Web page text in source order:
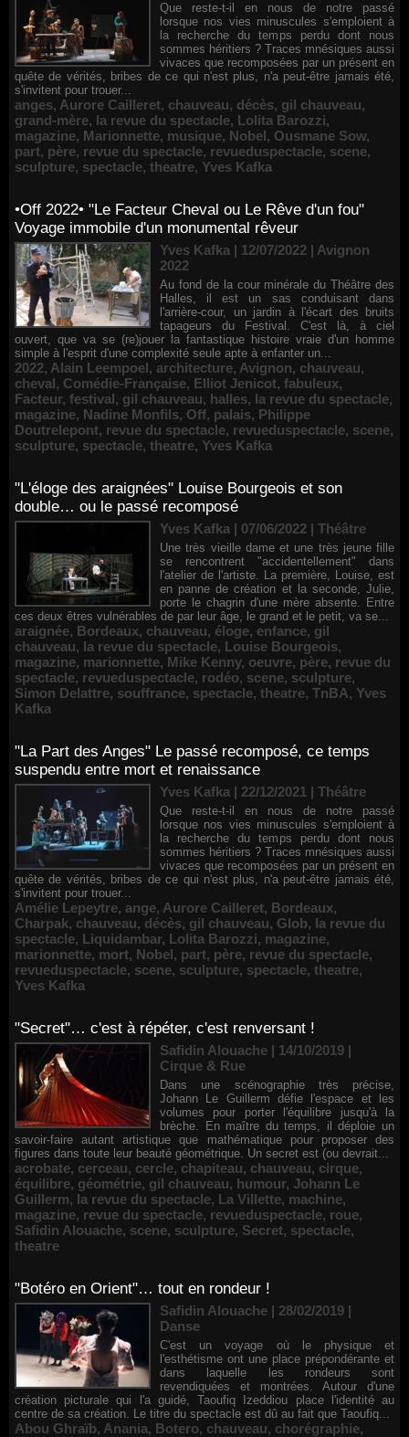
Que reste-t-il en nous de notre passé
lorsque nos vies minuscules s'emploient à
la recherche du temps perdu dont nous
sommes héritiers ? Traces mnésiques aussi
vivaces que recomposées par un présent en
quête de vérités, bribes de ce qui n'est plus, n'a peut-être jamais été,
s'invitent pour trouer...
anges, Aurore Cailleret, chauveau, décès, gil chauveau,
grand-mère, la revue du spectacle, Lolita Barozzi,
magazine, Marionnette, musique, Nobel, Ousmane Sow,
part, père, revue du spectacle, revueduspectacle, scene,
sculpture, spectacle, theatre, Yves Kafka
•Off 2022• "Le Facteur Cheval ou Le Rêve d'un fou"
Voyage immobile d'un monumental rêveur
Yves Kafka | 12/07/2022 | Avignon
2022
Au fond de la cour minérale du Théâtre des
Halles, il est un sas conduisant dans
l'arrière-cour, un jardin à l'écart des bruits
tapageurs du Festival. C'est là, à ciel
ouvert, que va se (re)jouer la fantastique histoire vraie d'un homme
simple à l'esprit d'une complexité seule apte à enfanter un...
2022, Alain Leempoel, architecture, Avignon, chauveau,
cheval, Comédie-Française, Elliot Jenicot, fabuleux,
Facteur, festival, gil chauveau, halles, la revue du spectacle,
magazine, Nadine Monfils, Off, palais, Philippe
Doutrelepont, revue du spectacle, revueduspectacle, scene,
sculpture, spectacle, theatre, Yves Kafka
"L'éloge des araignées" Louise Bourgeois et son
double… ou le passé recomposé
Yves Kafka | 07/06/2022 | Théâtre
Une très vieille dame et une très jeune fille
se rencontrent "accidentellement" dans
l'atelier de l'artiste. La première, Louise, est
en panne de création et la seconde, Julie,
porte le chagrin d'une mère absente. Entre
ces deux êtres vulnérables de par leur âge, le grand et le petit, va se...
araignée, Bordeaux, chauveau, éloge, enfance, gil
chauveau, la revue du spectacle, Louise Bourgeois,
magazine, marionnette, Mike Kenny, oeuvre, père, revue du
spectacle, revueduspectacle, rodéo, scene, sculpture,
Simon Delattre, souffrance, spectacle, theatre, TnBA, Yves
Kafka
"La Part des Anges" Le passé recomposé, ce temps
suspendu entre mort et renaissance
Yves Kafka | 22/12/2021 | Théâtre
Que reste-t-il en nous de notre passé
lorsque nos vies minuscules s'emploient à
la recherche du temps perdu dont nous
sommes héritiers ? Traces mnésiques aussi
vivaces que recomposées par un présent en
quête de vérités, bribes de ce qui n'est plus, n'a peut-être jamais été,
s'invitent pour trouer...
Amélie Lepeytre, ange, Aurore Cailleret, Bordeaux,
Charpak, chauveau, décès, gil chauveau, Glob, la revue du
spectacle, Liquidambar, Lolita Barozzi, magazine,
marionnette, mort, Nobel, part, père, revue du spectacle,
revueduspectacle, scene, sculpture, spectacle, theatre,
Yves Kafka
"Secret"… c'est à répéter, c'est renversant !
Safidin Alouache | 14/10/2019 |
Cirque & Rue
Dans une scénographie très précise,
Johann Le Guillerm défie l'espace et les
volumes pour porter l'équilibre jusqu'à la
brèche. En maître du temps, il déploie un
savoir-faire autant artistique que mathématique pour proposer des
figures dans toute leur beauté géométrique. Un secret est (ou devrait...
acrobate, cerceau, cercle, chapiteau, chauveau, cirque,
équilibre, géométrie, gil chauveau, humour, Johann Le
Guillerm, la revue du spectacle, La Villette, machine,
magazine, revue du spectacle, revueduspectacle, roue,
Safidin Alouache, scene, sculpture, Secret, spectacle,
theatre
"Botéro en Orient"… tout en rondeur !
Safidin Alouache | 28/02/2019 |
Danse
C'est un voyage où le physique et
l'esthétisme ont une place prépondérante et
dans laquelle les rondeurs sont
revendiquées et montrées. Autour d'une
création picturale qui l'a guidé, Taoufiq Izeddiou place l'identité au
centre de sa création. Le titre du spectacle est dû au fait que Taoufiq...
Abou Ghraïb, Anania, Botero, chauveau, chorégraphie,